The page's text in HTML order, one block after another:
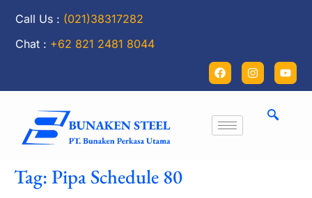
Call Us : (021)38317282
Chat : +62 821 2481 8044
Tag:Pipa Schedule 80